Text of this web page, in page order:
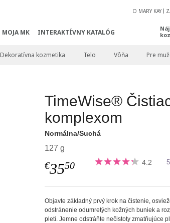
MOJA MK INTERAKTÍVNY KATALÓG
O MARY KAY
Dekoratívna kozmetika Telo Vôňa Pre
TimeWise®
komplexom
Normálna/Suchá
127 g
€3550 4.2
Objavte základný prvý krok na čistenie,
odstránenie odumretých kožných buniek a
pleti. Jemne odstráňte nečistoty zmatňujúce